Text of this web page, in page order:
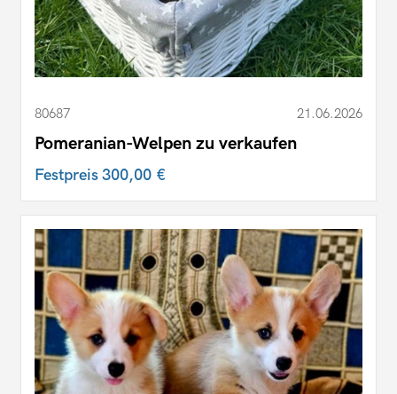
80687 21.06.2026
Pomeranian-Welpen zu verkaufen
Festpreis300,00 €